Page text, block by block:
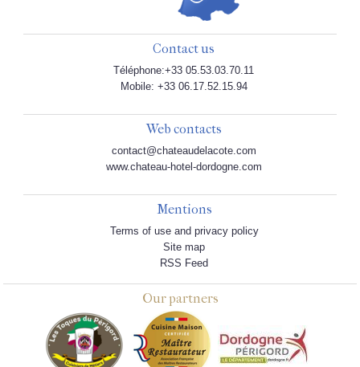
Contact us
Téléphone:+33 05.53.03.70.11
Mobile: +33 06.17.52.15.94
Web contacts
contact@chateaudelacote.com
www.chateau-hotel-dordogne.com
Mentions
Terms of use and privacy policy
Site map
RSS Feed
Our partners